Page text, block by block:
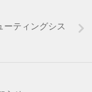
ーティングシス